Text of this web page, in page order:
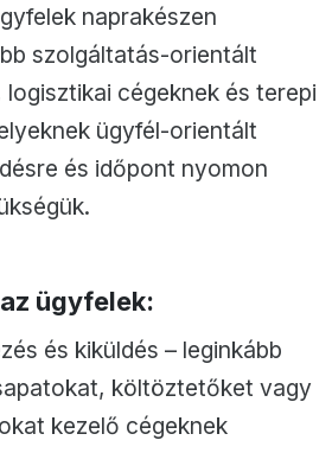
naprakészen
szolgáltatás-orientált
cégeknek és terepi
ügyfél-orientált
és időpont nyomon
ügyfelek:
és kiküldés – leginkább
költöztetőket vagy
kezelő cégeknek